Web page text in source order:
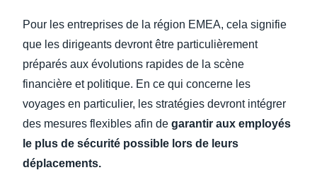
Pour les entreprises de la région EMEA, cela signifie
que les dirigeants devront être particulièrement
préparés aux évolutions rapides de la scène
financière et politique. En ce qui concerne les
voyages en particulier, les stratégies devront intégrer
des mesures flexibles afin de garantir aux employés
le plus de sécurité possible lors de leurs
déplacements.